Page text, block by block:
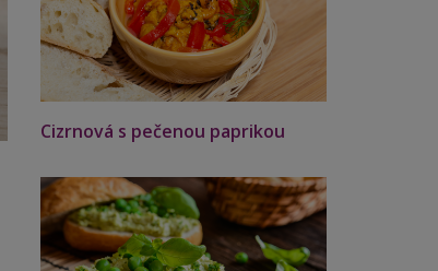
Cizrnová s pečenou paprikou